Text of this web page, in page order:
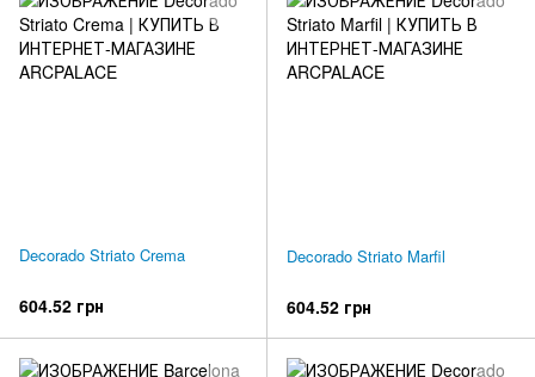
Decorado Striato Crema
604.52 грн
Decorado Striato Marfil
604.52 грн